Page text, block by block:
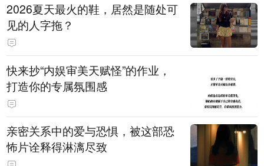
2026夏天最火的鞋，居然是随处可
见的人字拖？
快来抄“内娱审美天赋怪”的作业，
打造你的专属氛围感
亲密关系中的爱与恐惧，被这部恐
怖片诠释得淋漓尽致